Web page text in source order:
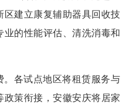
区建立康复辅助器具回收技
的性能评估、清洗消毒和
各试点地区将租赁服务与
政策衔接，安徽安庆将居家